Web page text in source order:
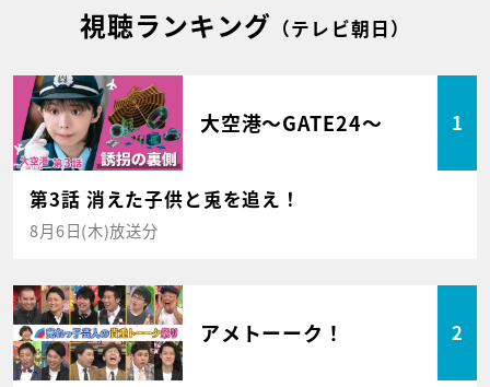
視聴ランキング （テレビ朝日）
大空港～GATE24～ 1
第3話 消えた子供と兎を追え！
8月6日(木)放送分
アメトーーク！ 2